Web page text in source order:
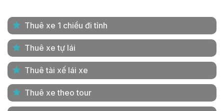
Thuê xe 1 chiều đi tỉnh
Thuê xe tự lái
Thuê tài xế lái xe
Thuê xe theo tour